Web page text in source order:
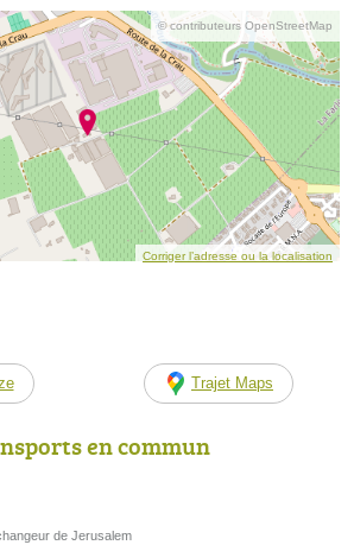
© contributeurs OpenStreetMap
Corriger l’adresse ou la localisation
Trajet Maps
en commun
de Jerusalem